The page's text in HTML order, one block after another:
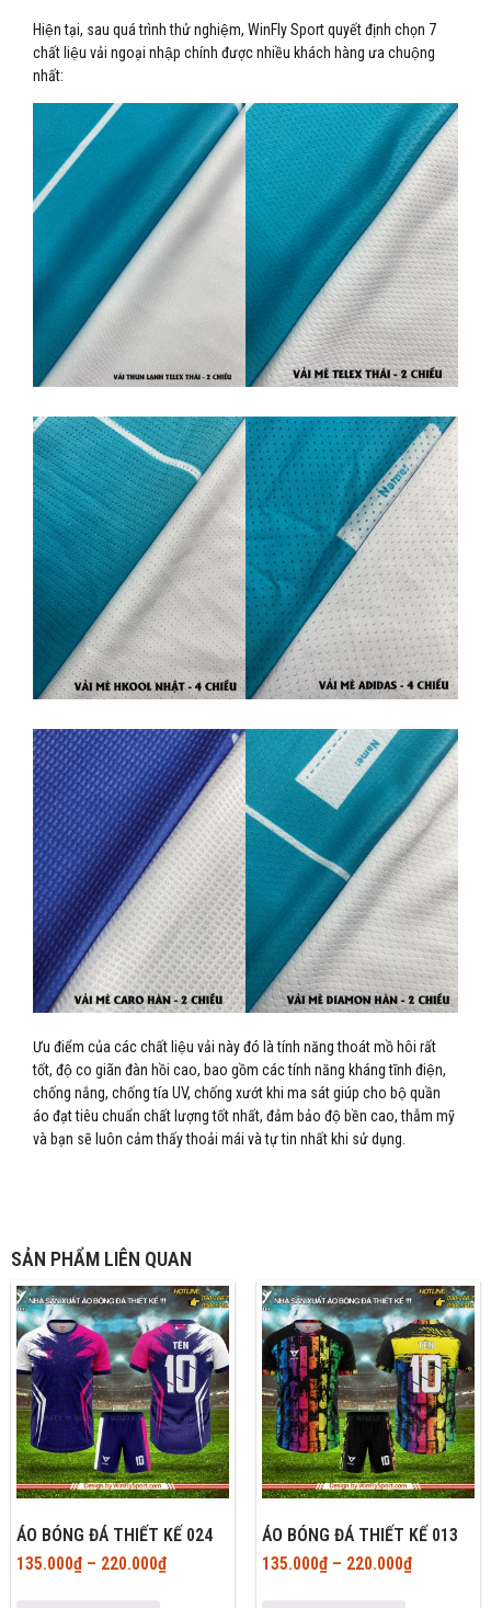
Hiện tại, sau quá trình thử nghiệm, WinFly Sport quyết định chọn 7
chất liệu vải ngoại nhập chính được nhiều khách hàng ưa chuộng
nhất:
Ưu điểm của các chất liệu vải này đó là tính năng thoát mồ hôi rất
tốt, độ co giãn đàn hồi cao, bao gồm các tính năng kháng tĩnh điện,
chống nắng, chống tía UV, chống xướt khi ma sát giúp cho bộ quần
áo đạt tiêu chuẩn chất lượng tốt nhất, đảm bảo độ bền cao, thẫm mỹ
và bạn sẽ luôn cảm thấy thoải mái và tự tin nhất khi sử dụng.
SẢN PHẨM LIÊN QUAN
ÁO BÓNG ĐÁ THIẾT KẾ 024
135.000₫– 220.000₫
ÁO BÓNG ĐÁ THIẾT KẾ 013
135.000₫– 220.000₫